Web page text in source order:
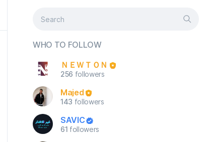
WHO TO FOLLOW
ＮＥＷＴＯＮ
256 followers
Majed
143 followers
SAVIC
61 followers